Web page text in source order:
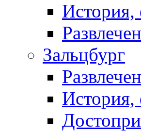
История,
Зальцбург
История,